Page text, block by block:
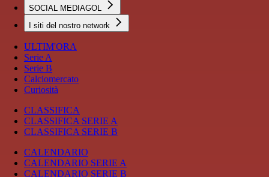
SOCIAL MEDIAGOL
I siti del nostro network
ULTIM'ORA
Serie A
Serie B
Calciomercato
Curiosità
CLASSIFICA
CLASSIFICA SERIE A
CLASSIFICA SERIE B
CALENDARIO
CALENDARIO SERIE A
CALENDARIO SERIE B